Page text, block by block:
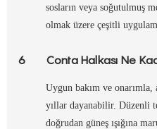
sosların veya soğutulmuş
olmak üzere çeşitli
6 Conta Halkası Ne
Uygun bakım ve onarımla,
yıllar dayanabilir. Düzenli
doğrudan güneş ışığına